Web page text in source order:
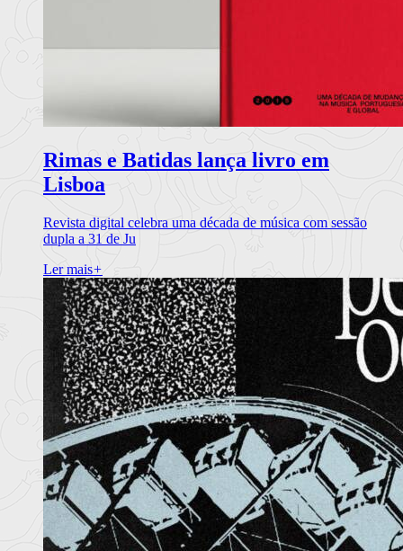
Rimas e Batidas lança livro em
Lisboa
Revista digital celebra uma década de música com sessão
dupla a 31 de Ju
Ler mais+